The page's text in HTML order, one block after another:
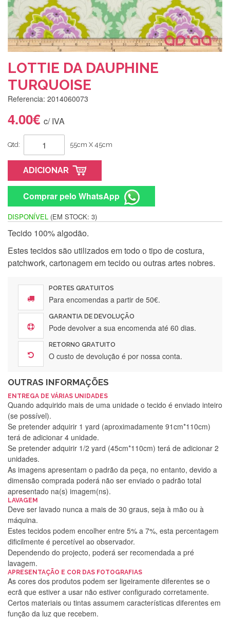
LOTTIE DA DAUPHINE
TURQUOISE
Referencia: 2014060073
4.00€ c/ IVA
Qtd: 55cm X 45cm
ADICIONAR
Comprar pelo WhatsApp
DISPONÍVEL (EM STOCK: 3)
Tecido 100% algodão.
Estes tecidos são utilizados em todo o tipo de costura,
patchwork, cartonagem em tecido ou outras artes nobres.
PORTES GRATUITOS
Para encomendas a partir de 50€.
GARANTIA DE DEVOLUÇÃO
Pode devolver a sua encomenda até 60 dias.
RETORNO GRATUITO
O custo de devolução é por nossa conta.
OUTRAS INFORMAÇÕES
ENTREGA DE VÁRIAS UNIDADES
Quando adquirido mais de uma unidade o tecido é enviado inteiro
(se possível).
Se pretender adquirir 1 yard (aproximadamente 91cm*110cm)
terá de adicionar 4 unidade.
Se pretender adquirir 1/2 yard (45cm*110cm) terá de adicionar 2
unidades.
As imagens apresentam o padrão da peça, no entanto, devido a
dimensão comprada poderá não ser enviado o padrão total
apresentado na(s) imagem(ns).
LAVAGEM
Deve ser lavado nunca a mais de 30 graus, seja à mão ou à
máquina.
Estes tecidos podem encolher entre 5% a 7%, esta percentagem
dificilmente é percetível ao observador.
Dependendo do projecto, poderá ser recomendada a pré
lavagem.
APRESENTAÇÃO E COR DAS FOTOGRAFIAS
As cores dos produtos podem ser ligeiramente diferentes se o
ecrã que estiver a usar não estiver configurado corretamente.
Certos materiais ou tintas assumem características diferentes em
função da luz que recebem.
Silvia Lopes
Encomenda direitinha. Rapidez e segurança. Volto a
encomendar.